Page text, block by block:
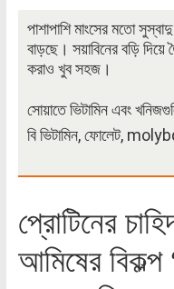
পাশাপাশি মাংসের মতো
বাড়ছে। সয়াবিনের বড়ি
করাও খুব সহজ।
সোয়াতে ভিটামিন এবং
বি ভিটামিন, ফোলেট,
প্রোটিনের
আমিষের বিকল্প